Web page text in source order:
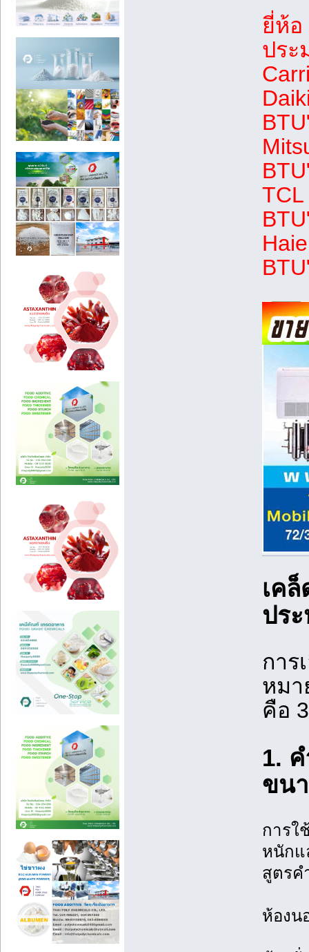
ยี่ห้อ
ประ
เค
ปร
การ
หมา
คือ
1.
ขน
การใ
หนักแ
สูตรค
ห้องน